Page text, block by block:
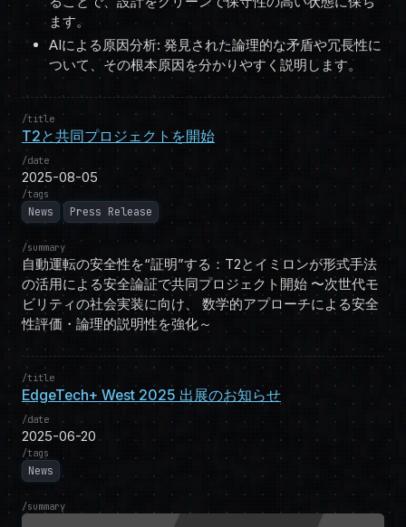
ます。
AIによる原因分析: 発見された論理的な矛盾や冗長性に
ついて、その根本原因を分かりやすく説明します。
title
T2と共同プロジェクトを開始
date
2025-08-05
tags
News Press Release
summary
自動運転の安全性を“証明”する：T2とイミロンが形式手法
の活用による安全論証で共同プロジェクト開始 〜次世代モ
ビリティの社会実装に向け、 数学的アプローチによる安全
性評価・論理的説明性を強化～
title
EdgeTech+ West 2025 出展のお知らせ
date
2025-06-20
tags
News
summary